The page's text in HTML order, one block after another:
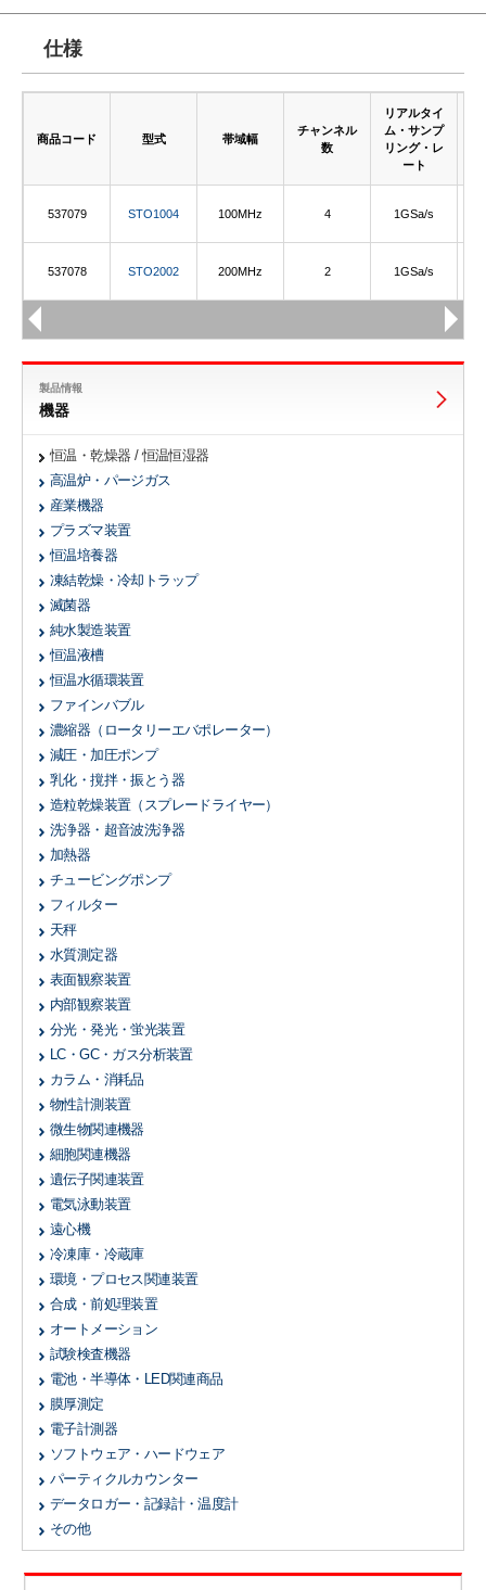
仕様
商品コード 型式 帯域幅
チャンネル
数
リアルタイ
ム・サンプ
リング・レ
ート
537079 STO1004 100MHz 4 1GSa/s
537078 STO2002 200MHz 2 1GSa/s
製品情報
機器
恒温・乾燥器 / 恒温恒湿器
高温炉・パージガス
産業機器
プラズマ装置
恒温培養器
凍結乾燥・冷却トラップ
滅菌器
純水製造装置
恒温液槽
恒温水循環装置
ファインバブル
濃縮器（ロータリーエバポレーター）
減圧・加圧ポンプ
乳化・撹拌・振とう器
造粒乾燥装置（スプレードライヤー）
洗浄器・超音波洗浄器
加熱器
チュービングポンプ
フィルター
天秤
水質測定器
表面観察装置
内部観察装置
分光・発光・蛍光装置
LC・GC・ガス分析装置
カラム・消耗品
物性計測装置
微生物関連機器
細胞関連機器
遺伝子関連装置
電気泳動装置
遠心機
冷凍庫・冷蔵庫
環境・プロセス関連装置
合成・前処理装置
オートメーション
試験検査機器
電池・半導体・LED関連商品
膜厚測定
電子計測器
ソフトウェア・ハードウェア
パーティクルカウンター
データロガー・記録計・温度計
その他